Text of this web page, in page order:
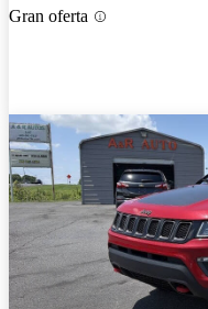
Gran oferta